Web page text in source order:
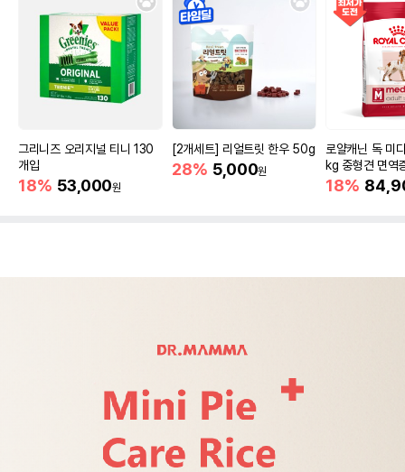
그리니즈 오리지널 티니 130
개입
18% 53,000원
[2개세트] 리얼트릿 한우 50g
28% 5,000원
로얄캐닌 독 미
kg 중형견 면역
18%